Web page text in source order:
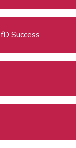
of the AfD Success